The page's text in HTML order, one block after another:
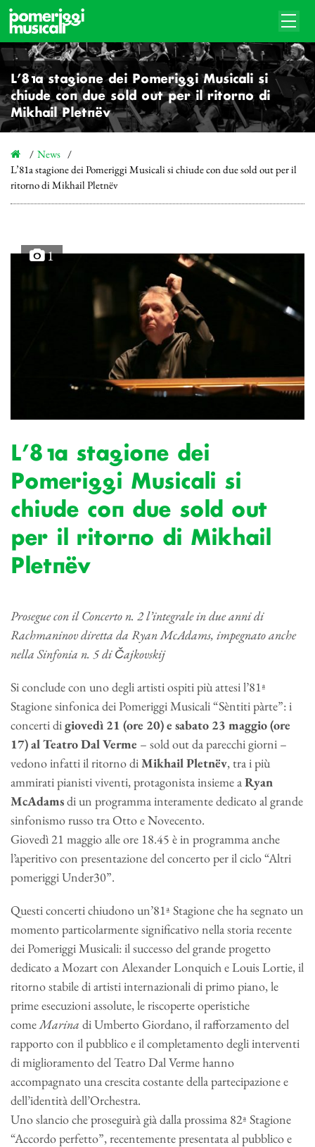
L’81a stagione dei Pomeriggi Musicali si
chiude con due sold out per il ritorno di
Mikhail Pletnëv
News
L’81a stagione dei Pomeriggi Musicali si chiude con due sold out per il
ritorno di Mikhail Pletnëv
1
L’81a stagione dei
Pomeriggi Musicali si
chiude con due sold out
per il ritorno di Mikhail
Pletnëv
Prosegue con il Concerto n. 2 l’integrale in due anni di
Rachmaninov diretta da Ryan McAdams, impegnato anche
nella Sinfonia n. 5 di Čajkovskij
Si conclude con uno degli artisti ospiti più attesi l’81ª
Stagione sinfonica dei Pomeriggi Musicali “Sèntiti pàrte”: i
concerti digiovedì 21 (ore 20) e sabato 23 maggio (ore
17) al Teatro Dal Verme – sold out da parecchi giorni –
vedono infatti il ritorno diMikhail Pletnëv, tra i più
ammirati pianisti viventi, protagonista insieme aRyan
McAdamsdi un programma interamente dedicato al grande
sinfonismo russo tra Otto e Novecento.
Giovedì 21 maggio alle ore 18.45 è in programma anche
l’aperitivo con presentazione del concerto per il ciclo “Altri
pomeriggi Under30”.
Questi concerti chiudono un’81ª Stagione che ha segnato un
momento particolarmente significativo nella storia recente
dei Pomeriggi Musicali: il successo del grande progetto
dedicato a Mozart con Alexander Lonquich e Louis Lortie, il
ritorno stabile di artisti internazionali di primo piano, le
prime esecuzioni assolute, le riscoperte operistiche
comeMarina di Umberto Giordano, il rafforzamento del
rapporto con il pubblico e il completamento degli interventi
di miglioramento del Teatro Dal Verme hanno
accompagnato una crescita costante della partecipazione e
dell’identità dell’Orchestra.
Uno slancio che proseguirà già dalla prossima 82ª Stagione
“Accordo perfetto”, recentemente presentata al pubblico e